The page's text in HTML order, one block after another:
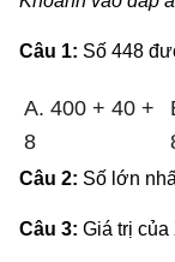
Câu 1: Số 448
A. 400 + 40 +
8
Câu 2: Số lớn
Câu 3: Giá trị của